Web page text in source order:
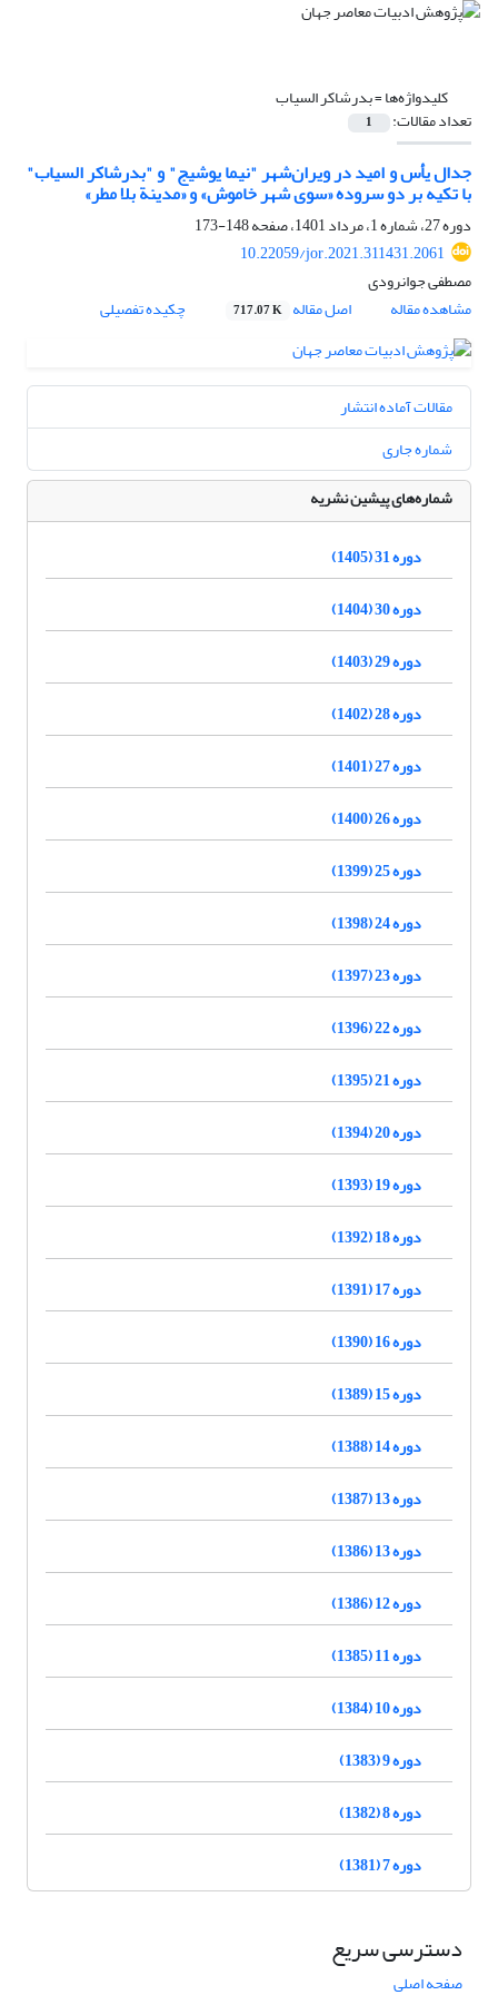
کلیدواژه‌ها =بدر‌شاکر السیاب
تعداد مقالات: 1
جدال یأس و امید در ویران‌شهر "نیما یوشیج" و "بدرشاکر السیاب"
با تکیه بر دو سروده «سوی شهر خاموش» و «مدینة بلا مطر»
دوره 27، شماره 1، مرداد 1401، صفحه
148-173
10.22059/jor.2021.311431.2061
مصطفی جوانرودی
مشاهده مقاله
اصل مقاله 717.07 K چکیده تفصیلی
مقالات آماده انتشار
شماره جاری
شماره‌های پیشین نشریه
دوره 31 (1405)
دوره 30 (1404)
دوره 29 (1403)
دوره 28 (1402)
دوره 27 (1401)
دوره 26 (1400)
دوره 25 (1399)
دوره 24 (1398)
دوره 23 (1397)
دوره 22 (1396)
دوره 21 (1395)
دوره 20 (1394)
دوره 19 (1393)
دوره 18 (1392)
دوره 17 (1391)
دوره 16 (1390)
دوره 15 (1389)
دوره 14 (1388)
دوره 13 (1387)
دوره 13 (1386)
دوره 12 (1386)
دوره 11 (1385)
دوره 10 (1384)
دوره 9 (1383)
دوره 8 (1382)
دوره 7 (1381)
دسترسی سریع
صفحه اصلی